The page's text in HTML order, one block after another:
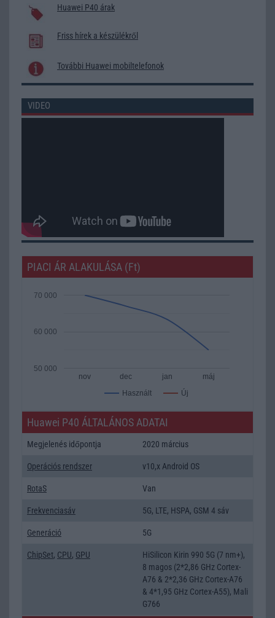
Huawei P40 árak
Friss hírek a készülékről
További Huawei mobiltelefonok
VIDEO
PIACI ÁR ALAKULÁSA (Ft)
Használt Új
nov dec jan máj
50 000
60 000
70 000
Huawei P40 ÁLTALÁNOS ADATAI
Megjelenés időpontja 2020 március
Operációs rendszer v10,x Android OS
RotaS Van
Frekvenciasáv 5G, LTE, HSPA, GSM 4 sáv
Generáció 5G
ChipSet, CPU, GPU
HiSilicon Kirin 990 5G (7 nm+),
8 magos (2*2,86 GHz Cortex-
A76 & 2*2,36 GHz Cortex-A76
& 4*1,95 GHz Cortex-A55), Mali
G766